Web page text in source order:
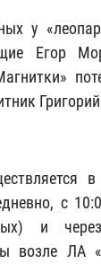
у
Егор
с
и
возле ЛА